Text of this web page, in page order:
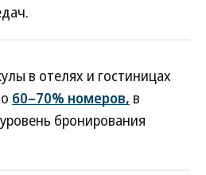
в отелях и гостиницах
60–70% номеров, в
бронирования